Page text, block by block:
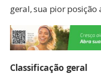
geral, sua pior posição
Classificação geral